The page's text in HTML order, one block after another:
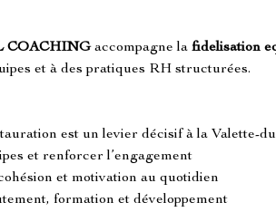
COACHING accompagne la fidelisation
et à des pratiques RH structurées.
est un levier décisif à la Valette-
et renforcer l’engagement
et motivation au quotidien
formation et développement